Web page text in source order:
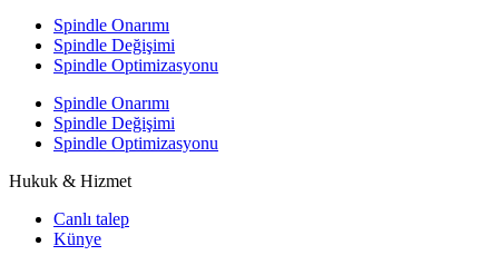
Spindle Onarımı
Spindle Değişimi
Spindle Optimizasyonu
Spindle Onarımı
Spindle Değişimi
Spindle Optimizasyonu
Hukuk & Hizmet
Canlı talep
Künye